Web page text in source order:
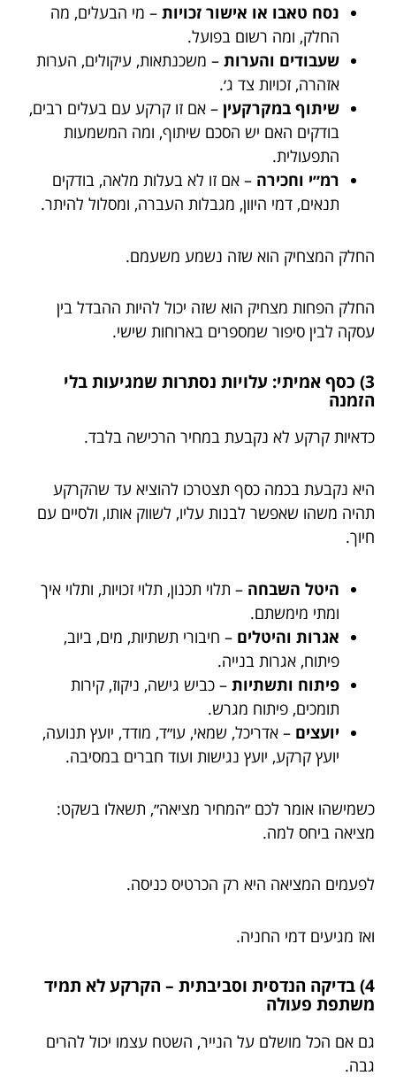
נסח טאבו או אישור זכויות – מי הבעלים, מה
החלק, ומה רשום בפועל.
שעבודים והערות – משכנתאות, עיקולים, הערות
אזהרה, זכויות צד ג׳.
שיתוף במקרקעין – אם זו קרקע עם בעלים רבים,
בודקים האם יש הסכם שיתוף, ומה המשמעות
התפעולית.
רמ״י וחכירה – אם זו לא בעלות מלאה, בודקים
תנאים, דמי היוון, מגבלות העברה, ומסלול להיתר.
החלק המצחיק הוא שזה נשמע משעמם.
החלק הפחות מצחיק הוא שזה יכול להיות ההבדל בין
עסקה לבין סיפור שמספרים בארוחות שישי.
3) כסף אמיתי: עלויות נסתרות שמגיעות בלי
הזמנה
כדאיות קרקע לא נקבעת במחיר הרכישה בלבד.
היא נקבעת בכמה כסף תצטרכו להוציא עד שהקרקע
תהיה משהו שאפשר לבנות עליו, לשווק אותו, ולסיים עם
חיוך.
היטל השבחה – תלוי תכנון, תלוי זכויות, ותלוי איך
ומתי מימשתם.
אגרות והיטלים – חיבורי תשתיות, מים, ביוב,
פיתוח, אגרות בנייה.
פיתוח ותשתיות – כביש גישה, ניקוז, קירות
תומכים, פיתוח מגרש.
יועצים – אדריכל, שמאי, עו״ד, מודד, יועץ תנועה,
יועץ קרקע, יועץ נגישות ועוד חברים במסיבה.
כשמישהו אומר לכם ״המחיר מציאה״, תשאלו בשקט:
מציאה ביחס למה.
לפעמים המציאה היא רק הכרטיס כניסה.
ואז מגיעים דמי החניה.
4) בדיקה הנדסית וסביבתית – הקרקע לא תמיד
משתפת פעולה
גם אם הכל מושלם על הנייר, השטח עצמו יכול להרים
גבה.